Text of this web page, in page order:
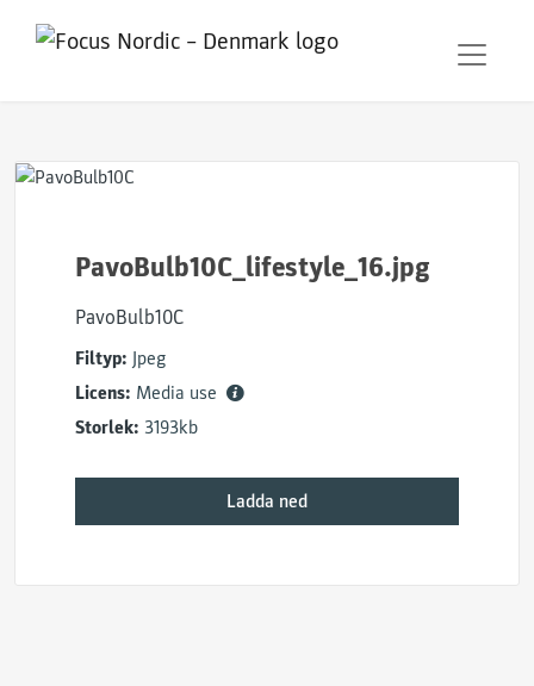
PavoBulb10C_lifestyle_16.jpg
PavoBulb10C
Filtyp: Jpeg
Licens: Media use
Storlek: 3193kb
Ladda ned